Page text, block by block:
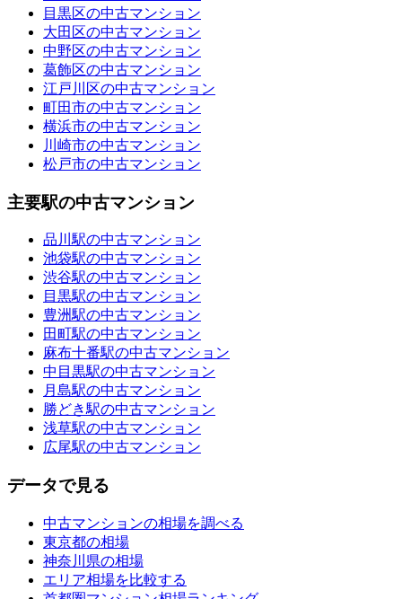
目黒区の中古マンション
大田区の中古マンション
中野区の中古マンション
葛飾区の中古マンション
江戸川区の中古マンション
町田市の中古マンション
横浜市の中古マンション
川崎市の中古マンション
松戸市の中古マンション
主要駅の中古マンション
品川駅の中古マンション
池袋駅の中古マンション
渋谷駅の中古マンション
目黒駅の中古マンション
豊洲駅の中古マンション
田町駅の中古マンション
麻布十番駅の中古マンション
中目黒駅の中古マンション
月島駅の中古マンション
勝どき駅の中古マンション
浅草駅の中古マンション
広尾駅の中古マンション
データで見る
中古マンションの相場を調べる
東京都の相場
神奈川県の相場
エリア相場を比較する